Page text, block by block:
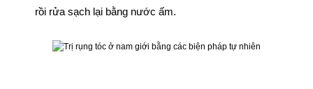
rồi rửa sạch lại bằng nước ấm.